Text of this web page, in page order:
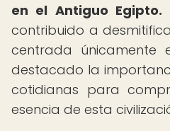
en el Antiguo Egipto.
contribuido a
centrada únicamente
destacado la
cotidianas para
esencia de esta